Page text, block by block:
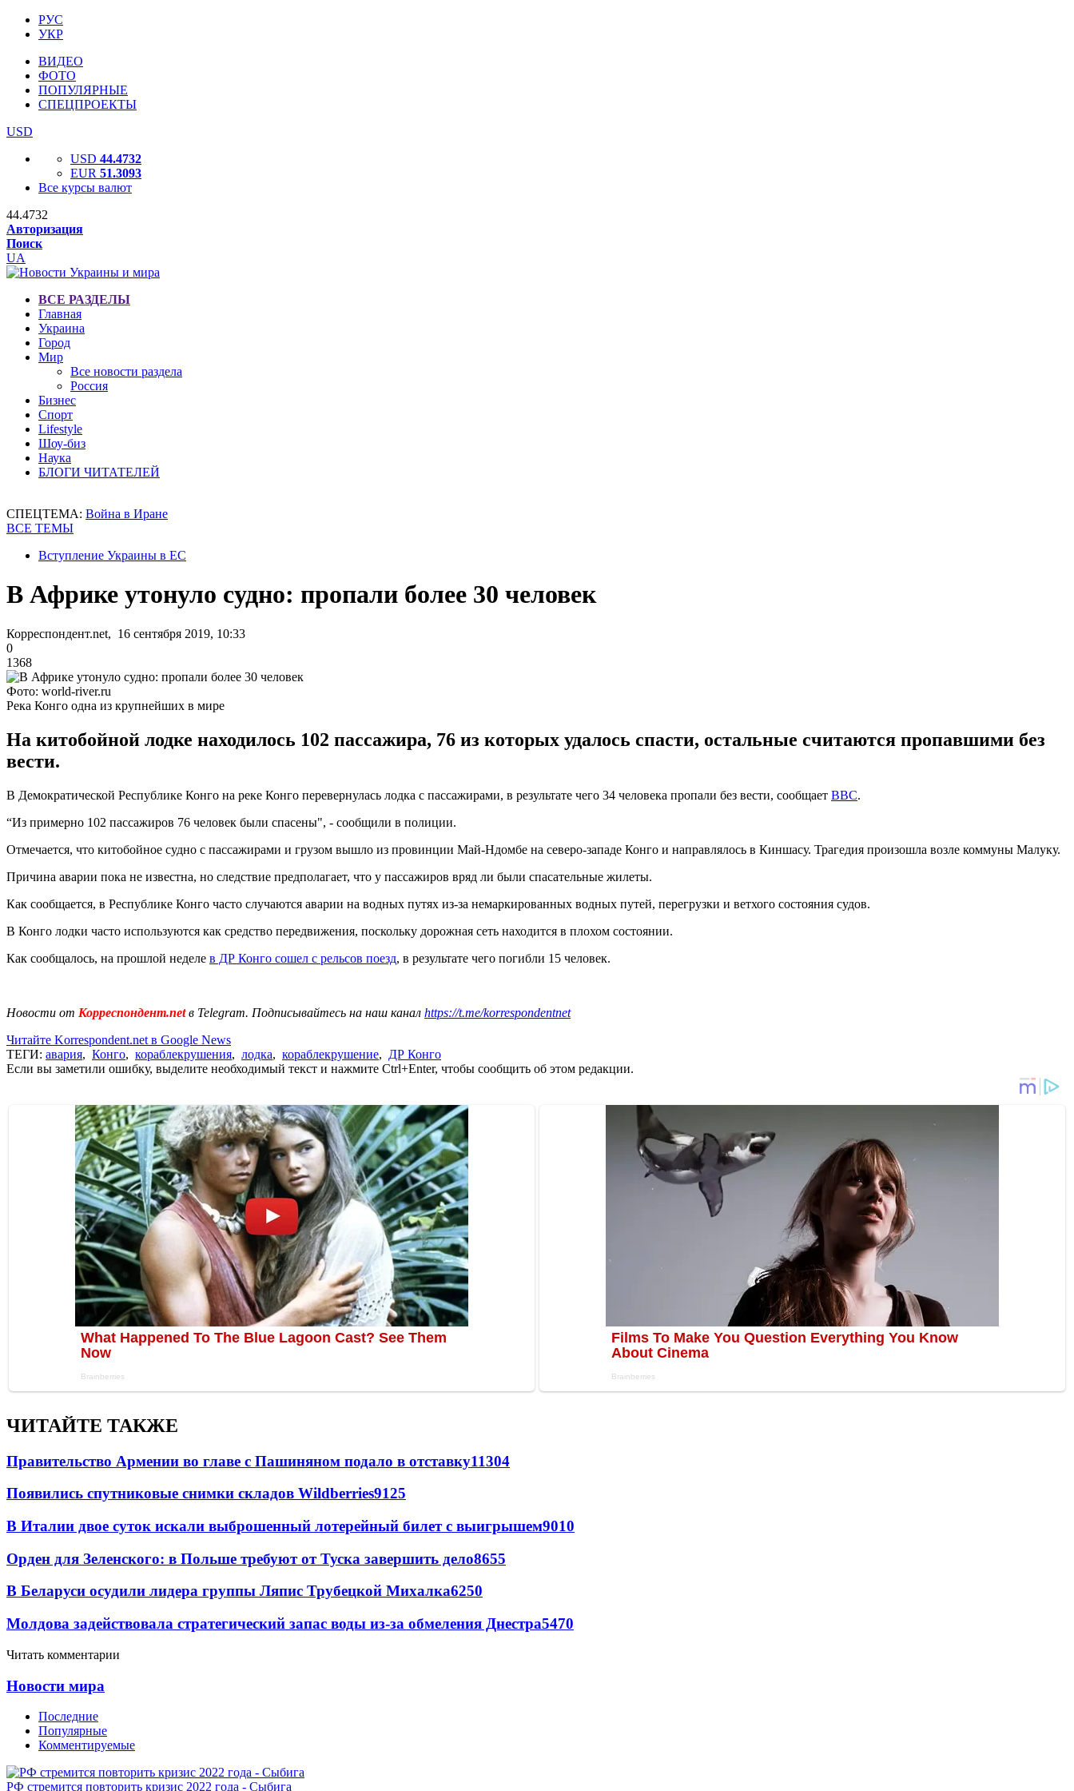
РУС
УКР
ВИДЕО
ФОТО
ПОПУЛЯРНЫЕ
СПЕЦПРОЕКТЫ
USD
USD 44.4732
EUR 51.3093
Все курсы валют
44.4732
Авторизация
Поиск
UA
ВСЕ РАЗДЕЛЫ
Главная
Украина
Город
Мир
Все новости раздела
Россия
Бизнес
Спорт
Lifestyle
Шоу-биз
Наука
БЛОГИ ЧИТАТЕЛЕЙ
СПЕЦТЕМА: Война в Иране
ВСЕ ТЕМЫ
Вступление Украины в ЕС
В Африке утонуло судно: пропали более 30 человек
Корреспондент.net, 16 сентября 2019, 10:33
0
1368
Фото: world-river.ru
Река Конго одна из крупнейших в мире
На китобойной лодке находилось 102 пассажира, 76 из которых удалось спасти, остальные считаются пропавшими без
вести.
В Демократической Республике Конго на реке Конго перевернулась лодка с пассажирами, в результате чего 34 человека пропали без вести, сообщает BBC.
“Из примерно 102 пассажиров 76 человек были спасены", - сообщили в полиции.
Отмечается, что китобойное судно с пассажирами и грузом вышло из провинции Май-Ндомбе на северо-западе Конго и направлялось в Киншасу. Трагедия произошла возле коммуны Малуку.
Причина аварии пока не известна, но следствие предполагает, что у пассажиров вряд ли были спасательные жилеты.
Как сообщается, в Республике Конго часто случаются аварии на водных путях из-за немаркированных водных путей, перегрузки и ветхого состояния судов.
В Конго лодки часто используются как средство передвижения, поскольку дорожная сеть находится в плохом состоянии.
Как сообщалось, на прошлой неделе в ДР Конго сошел с рельсов поезд, в результате чего погибли 15 человек.
Новости от Корреспондент.netв Telegram. Подписывайтесь на наш канал https://t.me/korrespondentnet
Читайте Korrespondent.net в Google News
ТЕГИ: авария, Конго, кораблекрушения, лодка, кораблекрушение, ДР Конго
Если вы заметили ошибку, выделите необходимый текст и нажмите Ctrl+Enter, чтобы сообщить об этом редакции.
ЧИТАЙТЕ ТАКЖЕ
Правительство Армении во главе с Пашиняном подало в отставку11304
Появились спутниковые снимки складов Wildberries9125
В Италии двое суток искали выброшенный лотерейный билет с выигрышем9010
Орден для Зеленского: в Польше требуют от Туска завершить дело8655
В Беларуси осудили лидера группы Ляпис Трубецкой Михалка6250
Молдова задействовала стратегический запас воды из-за обмеления Днестра5470
Читать комментарии
Новости мира
Последние
Популярные
Комментируемые
РФ стремится повторить кризис 2022 года - Сыбига